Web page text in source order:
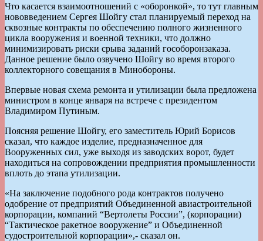
Что касается взаимоотношений с «оборонкой», то тут главным
нововведением Сергея Шойгу стал планируемый переход на
сквозные контракты по обеспечению полного жизненного
цикла вооружения и военной техники, что должно
минимизировать риски срыва заданий гособоронзаказа.
Данное решение было озвучено Шойгу во время второго
коллекторного совещания в Минобороны.
Впервые новая схема ремонта и утилизации была предложена
министром в конце января на встрече с президентом
Владимиром Путиным.
Поясняя решение Шойгу, его заместитель Юрий Борисов
сказал, что каждое изделие, предназначенное для
Вооруженных сил, уже выходя из заводских ворот, будет
находиться на сопровождении предприятия промышленности
вплоть до этапа утилизации.
«На заключение подобного рода контрактов получено
одобрение от предприятий Объединенной авиастроительной
корпорации, компаний “Вертолеты России”, (корпорации)
“Тактическое ракетное вооружение” и Объединенной
судостроительной корпорации»,- сказал он.